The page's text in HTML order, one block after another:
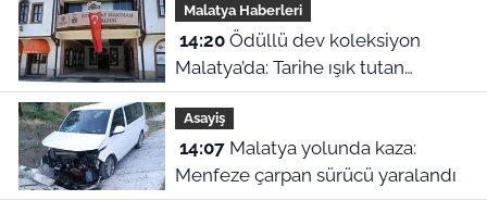
Malatya Haberleri
14:20Ödüllü dev koleksiyon
Malatya’da: Tarihe ışık tutan
Fotoğraf Makinesi Müzesi
Asayiş
14:07Malatya yolunda kaza:
Menfeze çarpan sürücü yaralandı